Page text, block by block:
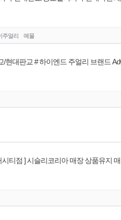
주얼리 예물
/현대판교 # 하이엔드 주얼리 브랜드
티점 ] 시슬리코리아 매장 상품유지